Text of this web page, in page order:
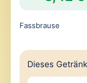
Fassbrause
Dieses